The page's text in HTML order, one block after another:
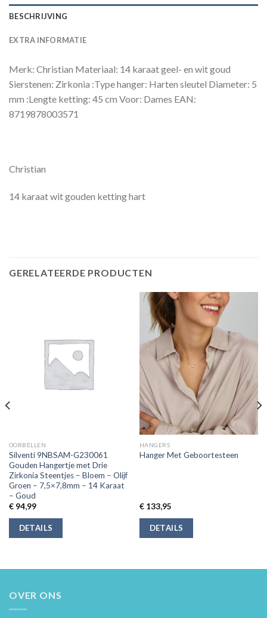
BESCHRIJVING
EXTRA INFORMATIE
Merk: Christian Materiaal: 14 karaat geel- en wit goud
Sierstenen: Zirkonia :Type hanger: Harten sleutel Diameter: 5
mm :Lengte ketting: 45 cm Voor: Dames EAN:
8719878003571
Christian
14 karaat wit gouden ketting hart
GERELATEERDE PRODUCTEN
OORBELLEN
Silventi 9NBSAM-G230061
Gouden Hangertje met Drie
Zirkonia Steentjes – Bloem – Olijf
Groen – 7,5×7,8mm – 14 Karaat
– Goud
€94,99
DETAILS
HANGERS
Hanger Met Geboortesteen
€133,95
DETAILS
OVER ONS